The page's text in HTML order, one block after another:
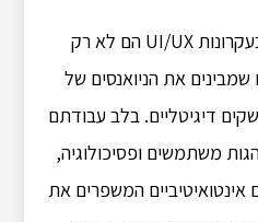
מעצבים גרפיים שמתמחים בעקרונות UI/UX הם לא רק
את הניואנסים של
דיגיטליים. בלב עבודתם
משתמשים ופסיכולוגיה,
אינטואיטיביים המשפרים את